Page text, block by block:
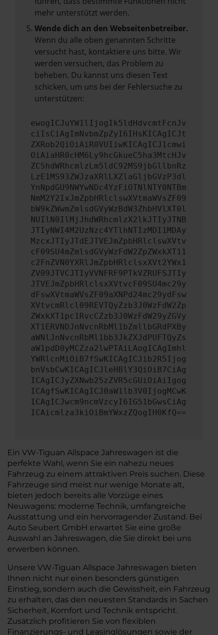
mehr unterstützt werden.
Wende dich an den Webseitenbetreiber.
Wenn du alle oben genannten Schritte
versucht hast, kontaktiere uns bitte. Wir
werden versuchen, das Problem zu
beheben. Du kannst uns diesen Text
schicken, um uns bei der Fehlersuche zu
unterstützen:
ewogICJuYW1lIjogIk5ldHdvcmtFcnJv
ciIsCiAgImNvbmZpZyI6IHsKICAgICJt
ZXRob2QiOiAiR0VUIiwKICAgICJ1cmwi
OiAiaHR0cHM6Ly9hcGkueC5ha3MtcHJv
ZC5hdWRhcmlzLm5ldC92MS9jbGllbnRz
LzE1MS93ZWJzaXRlLXZlaGljbGVzP3dl
YnNpdGU9NWYwNDc4YzFiOTNlNTY0NTBm
NmM2Y2IxJmZpbHRlclswXVtmaWVsZF09
bW9kZWwmZmlsdGVyWzBdW3ZhbHVlXT0l
NUIlN0IlMjJhdWRhcmlzX2lkJTIyJTNB
JTIyNWI4M2UzNzc4YTlhNTIzMDI1MDAy
MzcxJTIyJTdEJTVEJmZpbHRlclswXVtv
cF09SU4mZmlsdGVyWzFdW2ZpZWxkXT11
c2FnZVN0YXRlJmZpbHRlclsxXVt2YWx1
ZV09JTVCJTIyVVNFRF9PTkVZRUFSJTIy
JTVEJmZpbHRlclsxXVtvcF09SU4mc29y
dFswXVtmaWVsZF09aXNPd24mc29ydFsw
XVtvcmRlcl09REVTQyZzb3J0WzFdW2Zp
ZWxkXT1pc1RvcCZzb3J0WzFdW29yZGVy
XT1ERVNDJnNvcnRbMl1bZmllbGRdPXBy
aWNlJnNvcnRbMl1bb3JkZXJdPUFTQyZs
aW1pdD0yMCZza2lwPTAiLAogICAgImhl
YWRlcnMiOiB7fSwKICAgICJib2R5Ijog
bnVsbCwKICAgICJleHBlY3QiOiB7CiAg
ICAgICJyZXNwb25zZVR5cGUiOiAiIgog
ICAgfSwKICAgICJ0aW1lb3V0IjogMCwK
ICAgICJwcm9ncmVzcyI6IG51bGwsCiAg
ICAicmlza3kiOiBmYWxzZQogIH0KfQ==
Ein VW-Tiguan Allspace Jahreswagen ist die
perfekte Wahl, wenn Sie ein nahezu neues
Fahrzeug zu einem attraktiven Preis suchen. Diese
Fahrzeuge sind meist nur wenige Monate alt,
bieten jedoch bereits alle Vorzüge eines
Neuwagens: moderne Technik, umfangreiche
Ausstattung und ein hervorragender Zustand. Bei
Auto Seubert GmbH erwartet Sie eine große
Auswahl an Jahreswagen, die Sie direkt bei uns
erwerben können.
Unsere VW-Tiguan Allspace Jahreswagen bieten
Ihnen nicht nur einen besonders günstigen
Einstieg, sondern auch die Gewissheit, ein Fahrzeug
zu erhalten, das den neuesten Standards in Sachen
Sicherheit, Komfort und Technik entspricht.
Zusätzlich profitieren Sie von flexiblen
Finanzierungs- und Leasinglösungen sowie der